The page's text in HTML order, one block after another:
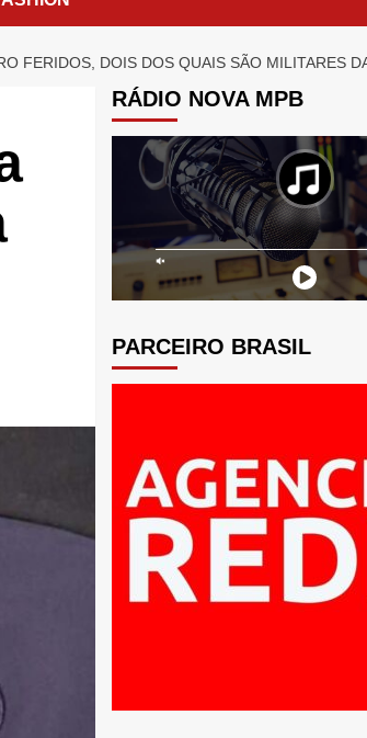
FERIDOS, DOIS DOS QUAIS SÃO MILITARES
RÁDIO NOVA MPB
PARCEIRO BRASIL